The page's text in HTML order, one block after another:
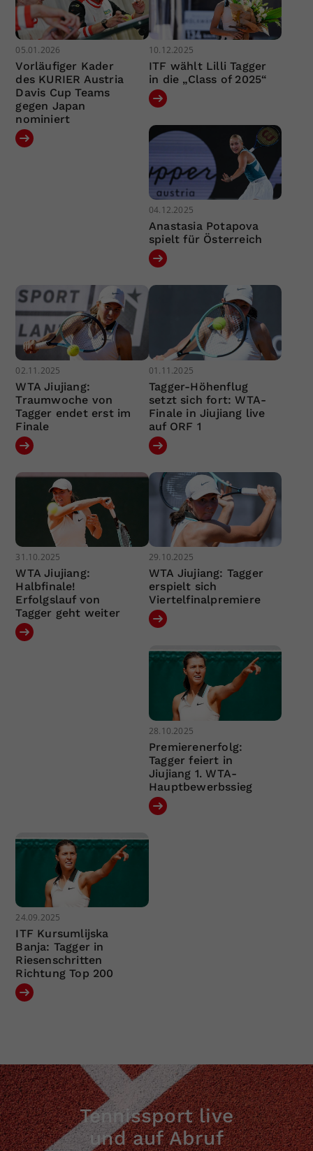
05.01.2026
Vorläufiger Kader
des KURIER Austria
Davis Cup Teams
gegen Japan
nominiert
10.12.2025
ITF wählt Lilli Tagger
in die „Class of 2025“
04.12.2025
Anastasia Potapova
spielt für Österreich
02.11.2025
WTA Jiujiang:
Traumwoche von
Tagger endet erst im
Finale
01.11.2025
Tagger-Höhenflug
setzt sich fort: WTA-
Finale in Jiujiang live
auf ORF 1
31.10.2025
WTA Jiujiang:
Halbfinale!
Erfolgslauf von
Tagger geht weiter
29.10.2025
WTA Jiujiang: Tagger
erspielt sich
Viertelfinalpremiere
28.10.2025
Premierenerfolg:
Tagger feiert in
Jiujiang 1. WTA-
Hauptbewerbssieg
24.09.2025
ITF Kursumlijska
Banja: Tagger in
Riesenschritten
Richtung Top 200
Tennissport live
und auf Abruf